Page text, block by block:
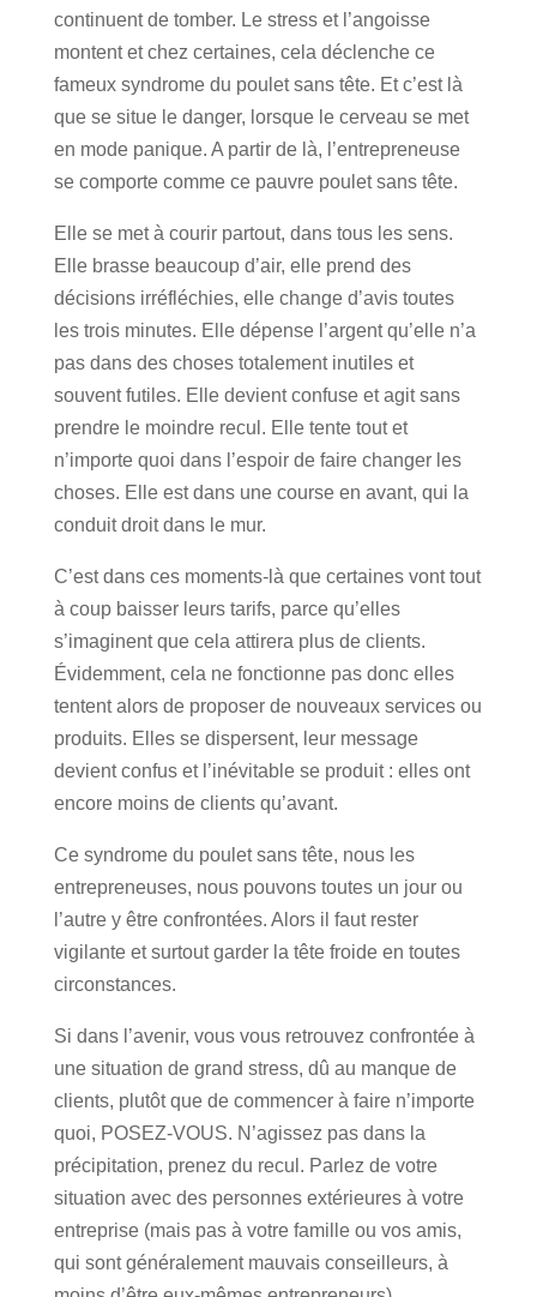
continuent de tomber. Le stress et l’angoisse
montent et chez certaines, cela déclenche ce
fameux syndrome du poulet sans tête. Et c’est là
que se situe le danger, lorsque le cerveau se met
en mode panique. A partir de là, l’entrepreneuse
se comporte comme ce pauvre poulet sans tête.
Elle se met à courir partout, dans tous les sens.
Elle brasse beaucoup d’air, elle prend des
décisions irréfléchies, elle change d’avis toutes
les trois minutes. Elle dépense l’argent qu’elle n’a
pas dans des choses totalement inutiles et
souvent futiles. Elle devient confuse et agit sans
prendre le moindre recul. Elle tente tout et
n’importe quoi dans l’espoir de faire changer les
choses. Elle est dans une course en avant, qui la
conduit droit dans le mur.
C’est dans ces moments-là que certaines vont tout
à coup baisser leurs tarifs, parce qu’elles
s’imaginent que cela attirera plus de clients.
Évidemment, cela ne fonctionne pas donc elles
tentent alors de proposer de nouveaux services ou
produits. Elles se dispersent, leur message
devient confus et l’inévitable se produit : elles ont
encore moins de clients qu’avant.
Ce syndrome du poulet sans tête, nous les
entrepreneuses, nous pouvons toutes un jour ou
l’autre y être confrontées. Alors il faut rester
vigilante et surtout garder la tête froide en toutes
circonstances.
Si dans l’avenir, vous vous retrouvez confrontée à
une situation de grand stress, dû au manque de
clients, plutôt que de commencer à faire n’importe
quoi, POSEZ-VOUS. N’agissez pas dans la
précipitation, prenez du recul. Parlez de votre
situation avec des personnes extérieures à votre
entreprise (mais pas à votre famille ou vos amis,
qui sont généralement mauvais conseilleurs, à